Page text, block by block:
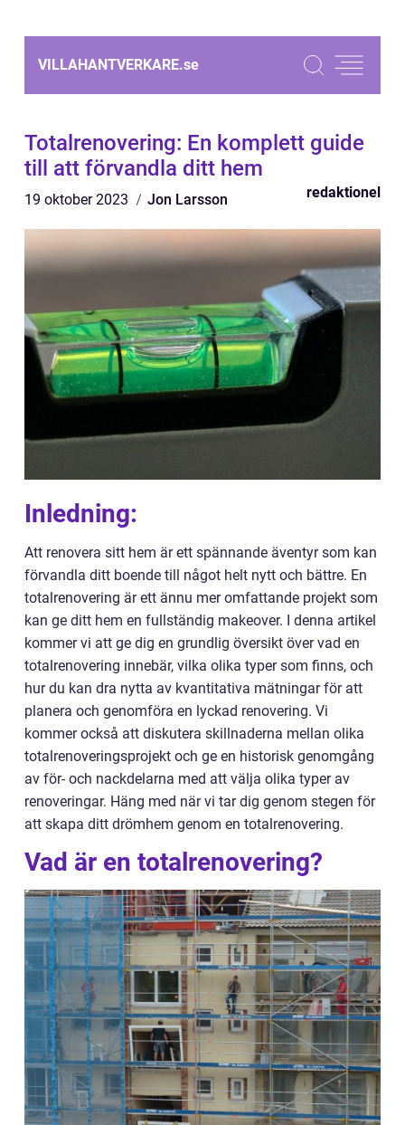
VILLAHANTVERKARE.se
Totalrenovering: En komplett guide
till att förvandla ditt hem
19 oktober 2023 Jon Larsson redaktionel
Inledning:
Att renovera sitt hem är ett spännande äventyr som kan
förvandla ditt boende till något helt nytt och bättre. En
totalrenovering är ett ännu mer omfattande projekt som
kan ge ditt hem en fullständig makeover. I denna artikel
kommer vi att ge dig en grundlig översikt över vad en
totalrenovering innebär, vilka olika typer som finns, och
hur du kan dra nytta av kvantitativa mätningar för att
planera och genomföra en lyckad renovering. Vi
kommer också att diskutera skillnaderna mellan olika
totalrenoveringsprojekt och ge en historisk genomgång
av för- och nackdelarna med att välja olika typer av
renoveringar. Häng med när vi tar dig genom stegen för
att skapa ditt drömhem genom en totalrenovering.
Vad är en totalrenovering?